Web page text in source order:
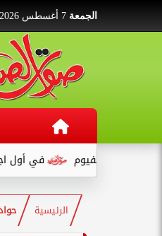
الجمعة
في أول اجتماعاته
الرئيسية